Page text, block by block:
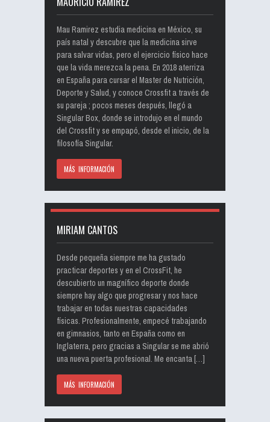
Mau Ramirez estudia medicina en México, su
país natal y descubre que la medicina sirve
para salvar vidas, pero el ejercicio físico hace
que la vida merezca la pena. En 2018 aterriza
en España para cursar el Master de Nutrición,
Deporte y Salud, y conoce Crossfit a través de
su pareja ; pocos meses después, llegó a
Singular Box, donde se introdujo en el mundo
del Crossfit y se empapó, desde el inicio, de la
filosofía Singular.
MÁS INFORMACIÓN
MIRIAM CANTOS
Desde pequeña siempre me ha gustado
practicar deportes y en el CrossFit, he
descubierto un magnífico deporte donde
siempre hay algo que progresar y nos hace
trabajar en todas nuestras capacidades
físicas. Profesionalmente, empecé trabajando
en gimnasios, tanto en España como en
Inglaterra, pero gracias a Singular se me abrió
una nueva puerta profesional. Me encanta […]
MÁS INFORMACIÓN